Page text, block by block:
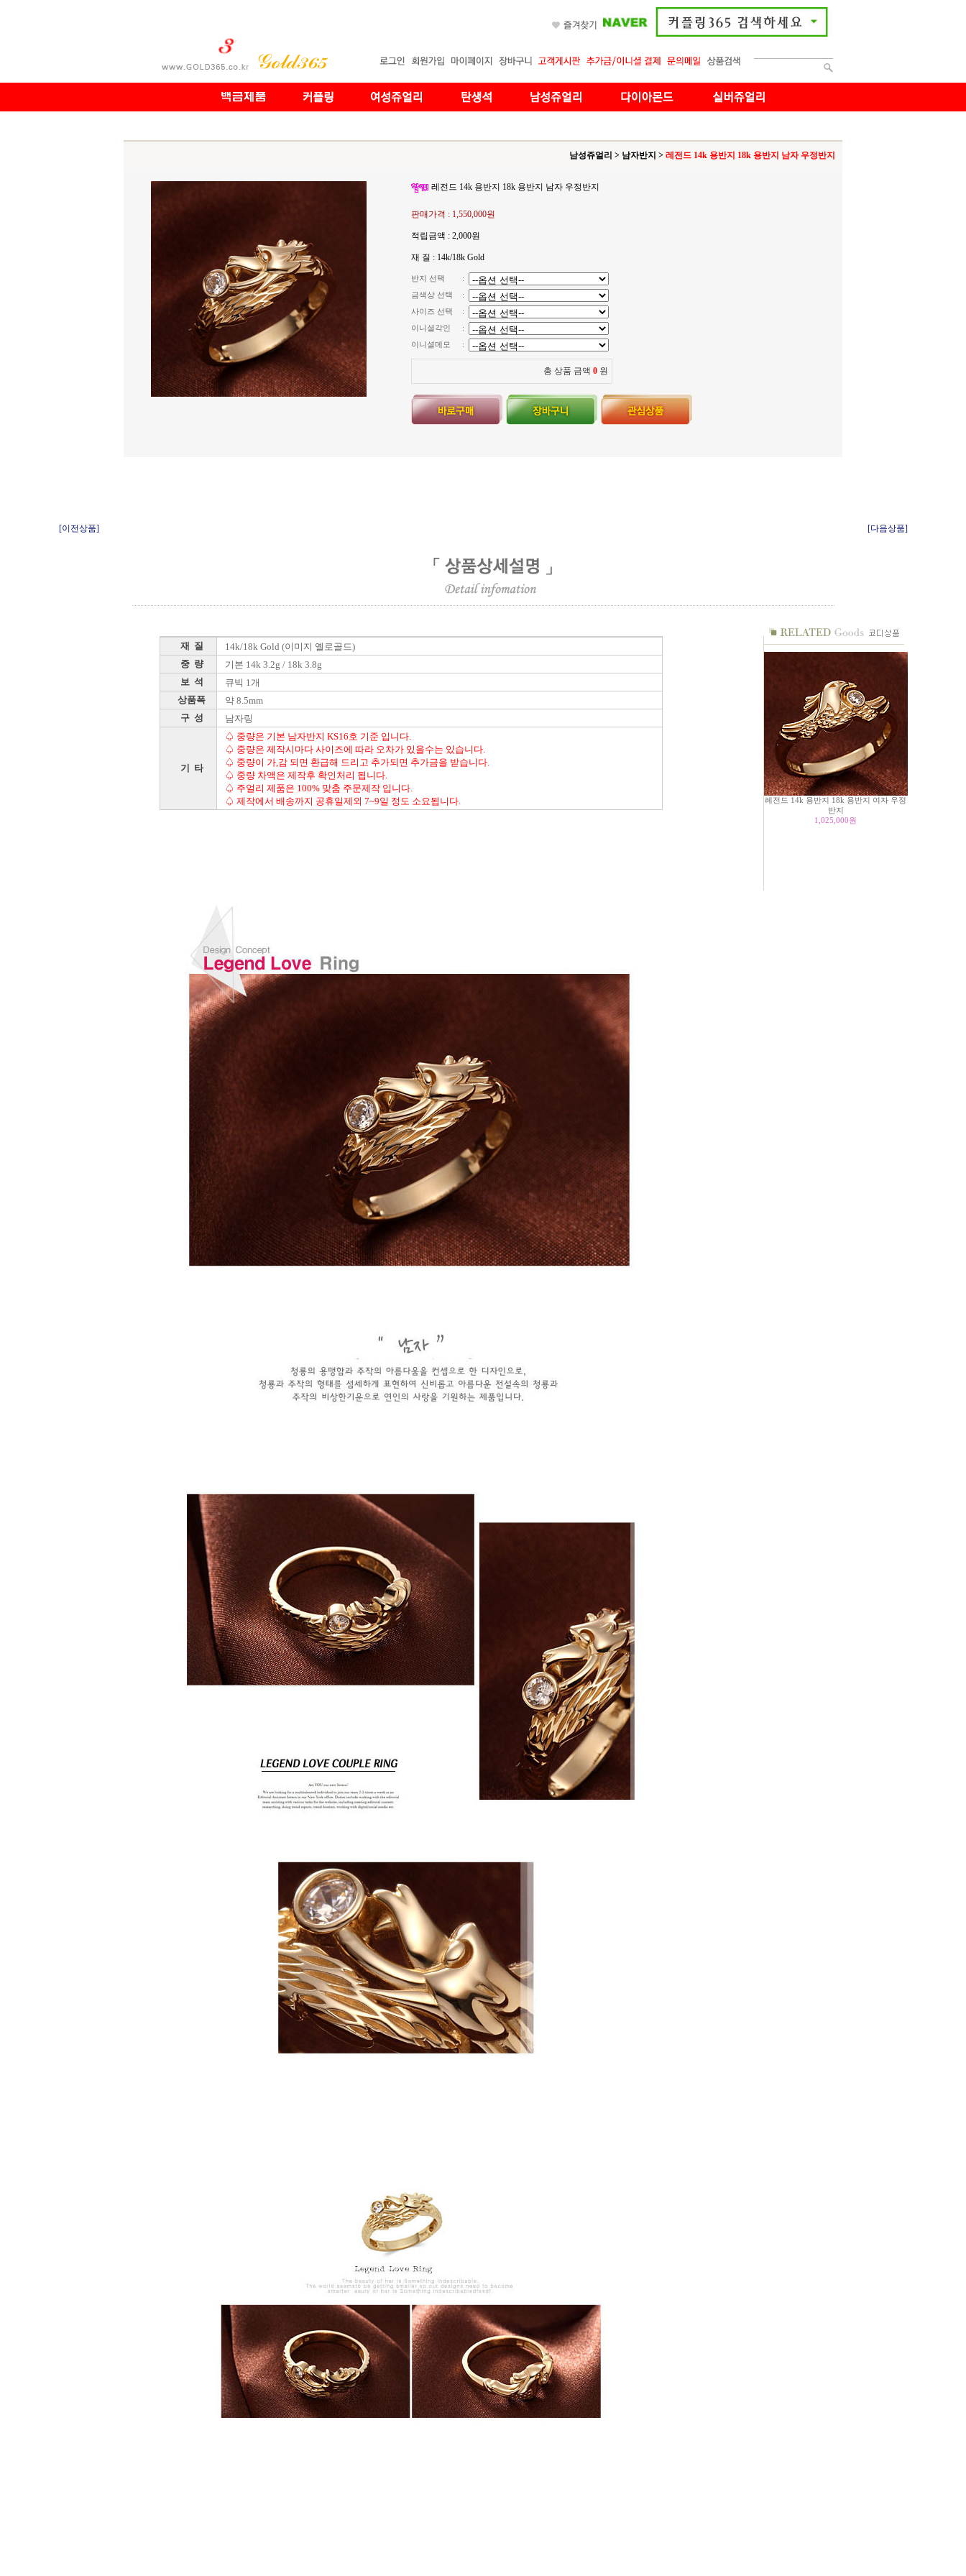
남성쥬얼리 > 남자반지 > 레전드 14k 용반지 18k 용반지 남자 우정반지
레전드 14k 용반지 18k 용반지 남자 우정반지
판매가격 : 1,550,000원
적립금액 : 2,000원
재 질 : 14k/18k Gold
반지 선택
:
금색상 선택
:
사이즈 선택
:
이니셜각인
:
이니셜메모
:
총 상품 금액 0 원
[이전상품] [다음상품]
재 질 14k/18k Gold (이미지 옐로골드)
중 량 기본 14k 3.2g / 18k 3.8g
보 석 큐빅 1개
상품폭 약 8.5mm
구 성 남자링
기 타
♤ 중량은 기본 남자반지 KS16호 기준 입니다.
♤ 중량은 제작시마다 사이즈에 따라 오차가 있을수는 있습니다.
♤ 중량이 가,감 되면 환급해 드리고 추가되면 추가금을 받습니다.
♤ 중량 차액은 제작후 확인처리 됩니다.
♤ 주얼리 제품은 100% 맞춤 주문제작 입니다.
♤ 제작에서 배송까지 공휴일제외 7~9일 정도 소요됩니다.
레전드 14k 용반지 18k 용반지 여자 우정
반지
1,025,000원